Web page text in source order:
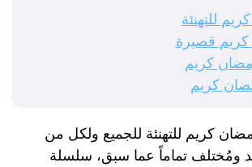
للتهنئة
كريم قصيرة
كريم
كريم
كريم للتهنئة للجميع ولكل من
ومُختلف تماماً عما سبق، سلسلة